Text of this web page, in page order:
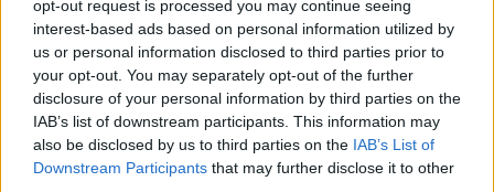
opt-out request is processed you may continue seeing
interest-based ads based on personal information utilized by
us or personal information disclosed to third parties prior to
your opt-out. You may separately opt-out of the further
disclosure of your personal information by third parties on the
IAB’s list of downstream participants. This information may
also be disclosed by us to third parties on the IAB’s List of
Downstream Participants that may further disclose it to other
τον Πρωθυπουργό, ζητά την απόσυρση των
διατάξεων για την επαγγελματική ισοδυναμία
και την αναγνώριση τίτλων εκτός Ε.Ε (τρίτων
χωρών) και θεωρεί ότι οι ρυθμίσεις θα
αποτελέσουν«κερκόπορτα» αφού θα
επηρεάσουν όλες τις χώρες της Ε.Ε.